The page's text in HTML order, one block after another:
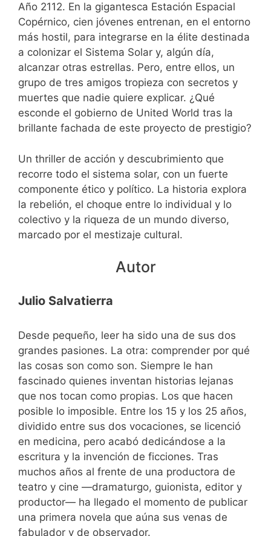
Año 2112. En la gigantesca Estación Espacial
Copérnico, cien jóvenes entrenan, en el entorno
más hostil, para integrarse en la élite destinada
a colonizar el Sistema Solar y, algún día,
alcanzar otras estrellas. Pero, entre ellos, un
grupo de tres amigos tropieza con secretos y
muertes que nadie quiere explicar. ¿Qué
esconde el gobierno de United World tras la
brillante fachada de este proyecto de prestigio?
Un thriller de acción y descubrimiento que
recorre todo el sistema solar, con un fuerte
componente ético y político. La historia explora
la rebelión, el choque entre lo individual y lo
colectivo y la riqueza de un mundo diverso,
marcado por el mestizaje cultural.
Autor
Julio Salvatierra
Desde pequeño, leer ha sido una de sus dos
grandes pasiones. La otra: comprender por qué
las cosas son como son. Siempre le han
fascinado quienes inventan historias lejanas
que nos tocan como propias. Los que hacen
posible lo imposible. Entre los 15 y los 25 años,
dividido entre sus dos vocaciones, se licenció
en medicina, pero acabó dedicándose a la
escritura y la invención de ficciones. Tras
muchos años al frente de una productora de
teatro y cine —dramaturgo, guionista, editor y
productor— ha llegado el momento de publicar
una primera novela que aúna sus venas de
fabulador y de observador.